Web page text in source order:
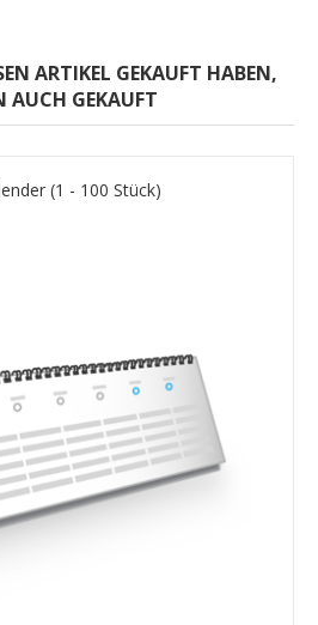
ARTIKEL GEKAUFT HABEN,
AUCH GEKAUFT
(1 - 100 Stück)